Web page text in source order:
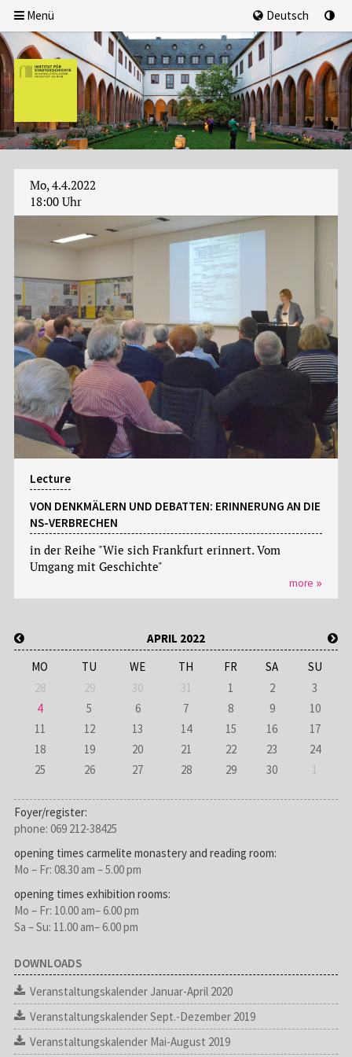
Menü Deutsch
Mo, 4.4.2022
18:00 Uhr
Lecture
VON DENKMÄLERN UND DEBATTEN: ERINNERUNG AN DIE
NS-VERBRECHEN
in der Reihe "Wie sich Frankfurt erinnert. Vom
Umgang mit Geschichte"
more
APRIL 2022
MO
TU WE TH FR SA
SU
28
29 30 31 1 2
3
4
5 6 7 8 9
10
11
12 13 14 15 16
17
18
19 20 21 22 23
24
25
26 27 28 29 30 1
Foyer/register:
phone: 069 212-38425
opening times carmelite monastery and reading room:
Mo – Fr: 08.30 am – 5.00 pm
opening times exhibition rooms:
Mo – Fr: 10.00 am– 6.00 pm
Sa – Su: 11.00 am– 6.00 pm
DOWNLOADS
Veranstaltungskalender Januar-April 2020
Veranstaltungskalender Sept.-Dezember 2019
Veranstaltungskalender Mai-August 2019